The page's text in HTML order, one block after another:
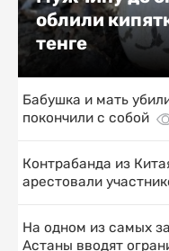
облили
тенге
Бабушка и мать
покончили с собой
Контрабанда из
арестовали
На одном из самых
Астаны вводят